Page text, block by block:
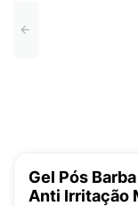
Gel Pós
Anti Irritação